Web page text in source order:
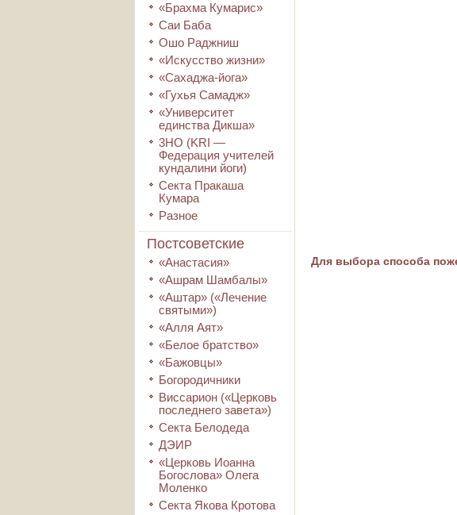
«Брахма Кумарис»
Саи Баба
Ошо Раджниш
«Искусство жизни»
«Сахаджа-йога»
«Гухья Самадж»
«Университет
единства Дикша»
3HO (KRI ―
Федерация учителей
кундалини йоги)
Секта Пракаша
Кумара
Разное
Постсоветские
«Анастасия»
«Ашрам Шамбалы»
«Аштар» («Лечение
святыми»)
«Алля Аят»
«Белое братство»
«Бажовцы»
Богородичники
Виссарион («Церковь
последнего завета»)
Секта Белодеда
ДЭИР
«Церковь Иоанна
Богослова» Олега
Моленко
Секта Якова Кротова
Для выбора способа